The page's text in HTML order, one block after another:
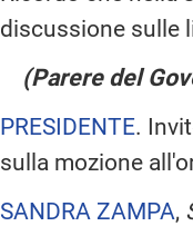
discussione sulle
(Parere del
PRESIDENTE.
sulla mozione
SANDRA ZAMPA,